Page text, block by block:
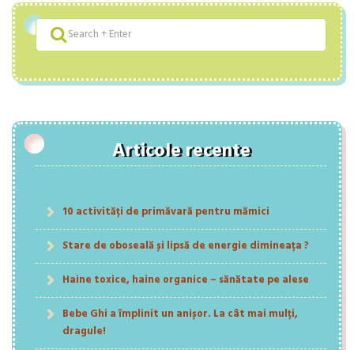
Articole recente
10 activități de primăvară pentru mămici
Stare de oboseală și lipsă de energie dimineața ?
Haine toxice, haine organice – sănătate pe alese
Bebe Ghi a împlinit un anișor. La cât mai mulți,
dragule!